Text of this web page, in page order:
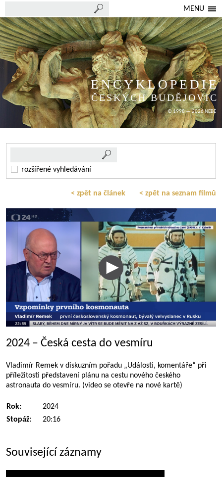
MENU
ENCYKLOPEDIE
ČESKÝCH BUDĚJOVIC
© 1998 — 2026 NEBE
rozšířené vyhledávání
< zpět na článek < zpět na seznam filmů
2024 – Česká cesta do vesmíru
Vladimír Remek v diskuzním pořadu „Události, komentáře“ při
příležitosti představení plánu na cestu nového českého
astronauta do vesmíru. (video se otevře na nové kartě)
Rok:
2024
Stopáž:
20:16
Související záznamy